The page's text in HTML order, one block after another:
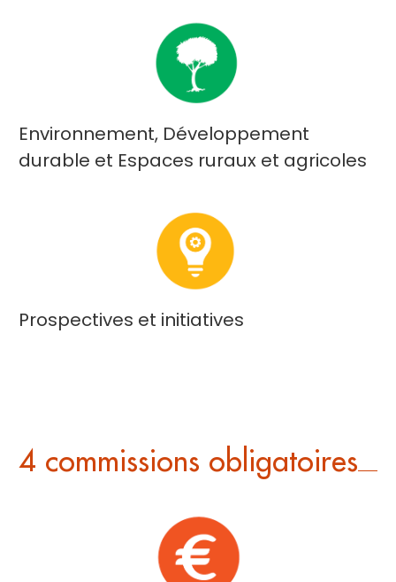
Environnement, Développement
durable et Espaces ruraux et agricoles
Prospectives et initiatives
4 commissions obligatoires